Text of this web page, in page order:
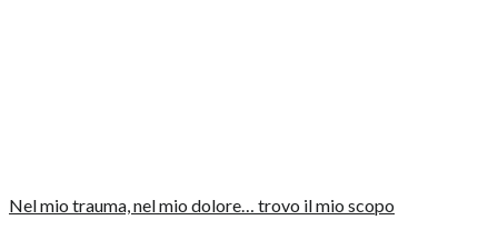
Nel mio trauma, nel mio dolore… trovo il mio scopo